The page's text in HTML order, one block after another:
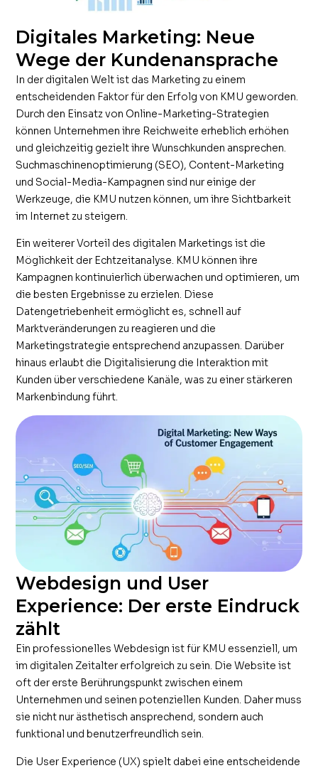
Digitales Marketing: Neue
Wege der Kundenansprache
In der digitalen Welt ist das Marketing zu einem
entscheidenden Faktor für den Erfolg von KMU geworden.
Durch den Einsatz von Online-Marketing-Strategien
können Unternehmen ihre Reichweite erheblich erhöhen
und gleichzeitig gezielt ihre Wunschkunden ansprechen.
Suchmaschinenoptimierung (SEO), Content-Marketing
und Social-Media-Kampagnen sind nur einige der
Werkzeuge, die KMU nutzen können, um ihre Sichtbarkeit
im Internet zu steigern.
Ein weiterer Vorteil des digitalen Marketings ist die
Möglichkeit der Echtzeitanalyse. KMU können ihre
Kampagnen kontinuierlich überwachen und optimieren, um
die besten Ergebnisse zu erzielen. Diese
Datengetriebenheit ermöglicht es, schnell auf
Marktveränderungen zu reagieren und die
Marketingstrategie entsprechend anzupassen. Darüber
hinaus erlaubt die Digitalisierung die Interaktion mit
Kunden über verschiedene Kanäle, was zu einer stärkeren
Markenbindung führt.
Webdesign und User
Experience: Der erste Eindruck
zählt
Ein professionelles Webdesign ist für KMU essenziell, um
im digitalen Zeitalter erfolgreich zu sein. Die Website ist
oft der erste Berührungspunkt zwischen einem
Unternehmen und seinen potenziellen Kunden. Daher muss
sie nicht nur ästhetisch ansprechend, sondern auch
funktional und benutzerfreundlich sein.
Die User Experience (UX) spielt dabei eine entscheidende